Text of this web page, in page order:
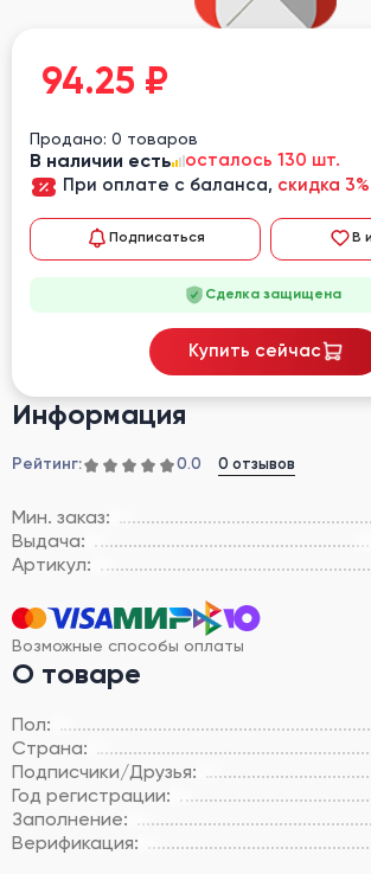
Информация
Рейтинг: 0.0 0 отзывов
Мин. заказ:
Выдача:
Артикул:
Возможные способы оплаты
О товаре
Пол:
Страна:
Подписчики/Друзья:
Год регистрации:
Заполнение:
Верификация:
94.25 ₽
Продано: 0 товаров
В наличии есть
осталось 130 шт.
При оплате с баланса, скидка 3%
Подписаться В
Сделка защищена
Купить сейчас